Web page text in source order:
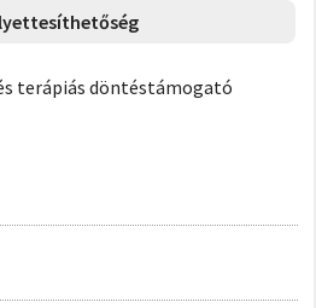
terápiás döntéstámogató